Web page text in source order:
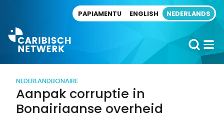
PAPIAMENTU ENGLISH NEDERLANDS
NEDERLANDBONAIRE
Aanpak corruptie in
Bonairiaanse overheid